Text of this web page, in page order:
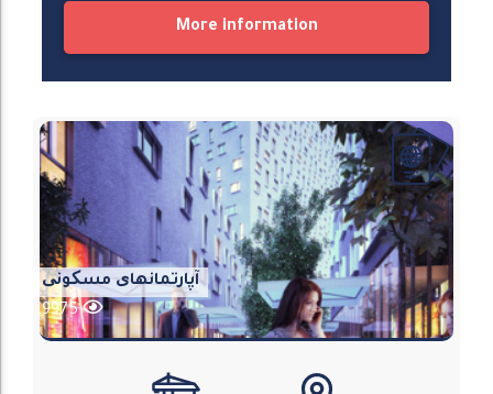
More information
آپارتمانهای مسکونی
9975